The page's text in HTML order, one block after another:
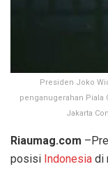
Presiden Joko
penganugerahan Piala
Jakarta
Riaumag.com
posisi Indonesia di